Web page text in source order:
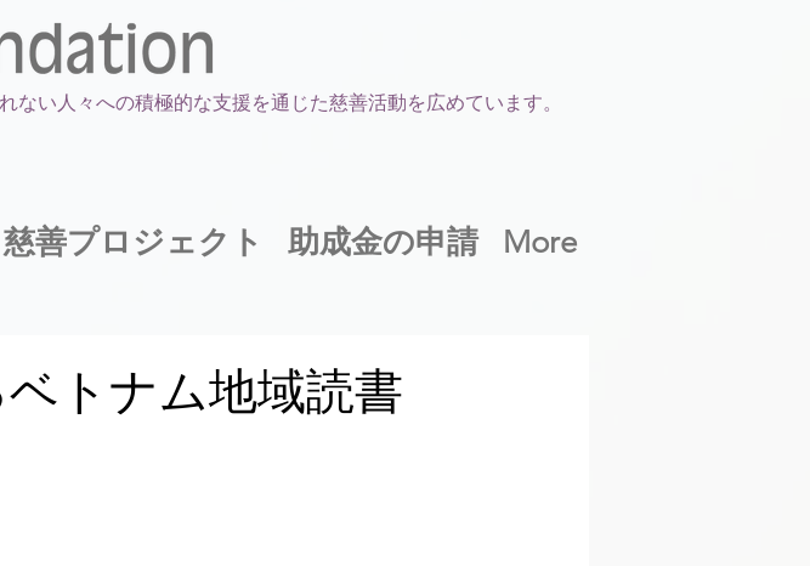
い人々への積極的な支援を通じた慈善活動を広めています。
慈善プロジェクト 助成金の申請 More
トナム地域読書